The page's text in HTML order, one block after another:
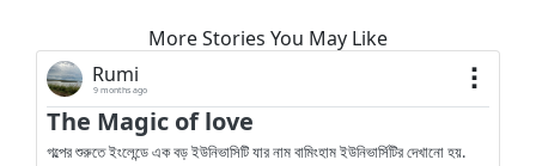
More Stories You May Like
Rumi
9 months ago
The Magic of love
গল্পের শুরুতে ইংলেন্ডে এক বড় ইউনিভাসিটি যার নাম বামিংহাম ইউনিভার্সিটির দেখানো হয়.